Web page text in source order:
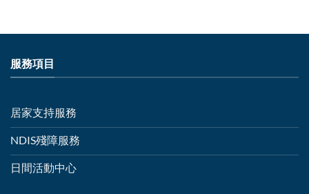
服務項目
居家支持服務
NDIS殘障服務
日間活動中心